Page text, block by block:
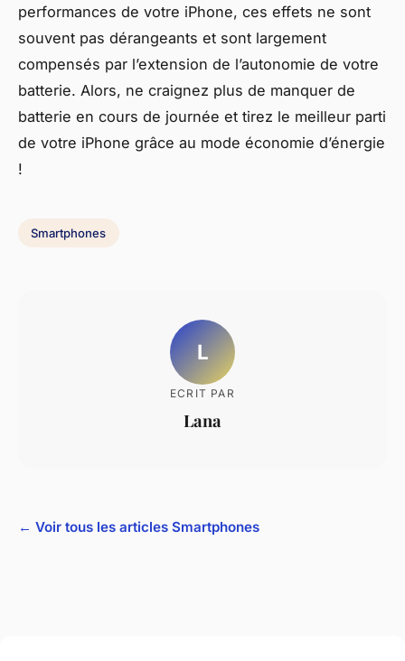
performances de votre iPhone, ces effets ne sont
souvent pas dérangeants et sont largement
compensés par l’extension de l’autonomie de votre
batterie. Alors, ne craignez plus de manquer de
batterie en cours de journée et tirez le meilleur parti
de votre iPhone grâce au mode économie d’énergie
!
Smartphones
L
ECRIT PAR
Lana
← Voir tous les articles Smartphones